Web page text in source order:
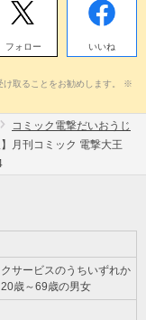
フォロー いいね
け取ることをお勧めします。 ※
コミック電撃だいおうじ
】月刊コミック 電撃大王
サービスのうちいずれか
歳～69歳の男女